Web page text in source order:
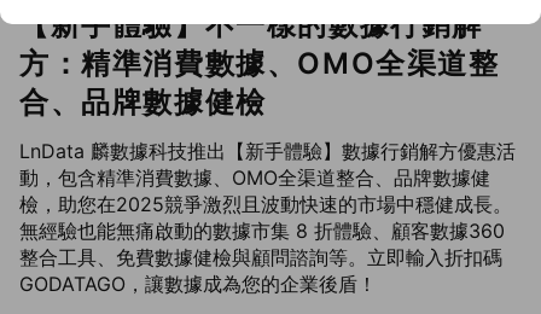
【新手體驗】不一樣的數據行銷解
方：精準消費數據、OMO全渠道整
合、品牌數據健檢
LnData 麟數據科技推出【新手體驗】數據行銷解方優惠活
動，包含精準消費數據、OMO全渠道整合、品牌數據健
檢，助您在2025競爭激烈且波動快速的市場中穩健成長。
無經驗也能無痛啟動的數據市集 8 折體驗、顧客數據360
整合工具、免費數據健檢與顧問諮詢等。立即輸入折扣碼
GODATAGO，讓數據成為您的企業後盾！